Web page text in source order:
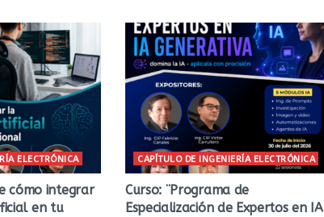
ELECTRÓNICA
cómo integrar
en tu
CAPÍTULO DE INGENIERÍA ELECTRÓNICA
Curso: ¨Programa de
Especialización de Expertos en IA